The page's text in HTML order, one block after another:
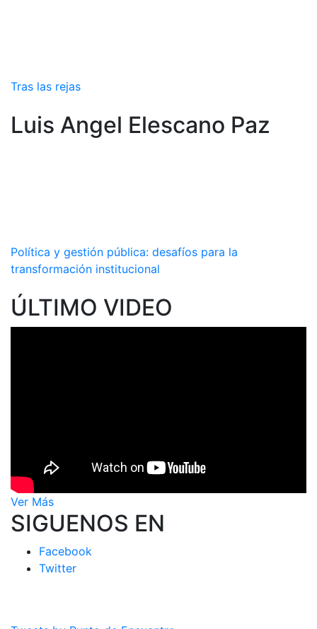
Tras las rejas
Luis Angel Elescano Paz
Política y gestión pública: desafíos para la
transformación institucional
ÚLTIMO VIDEO
Ver Más
SIGUENOS EN
Facebook
Twitter